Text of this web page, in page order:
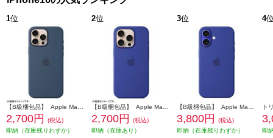
1位
2,700円
(税込)
即納（在庫残りわずか）
2位
2,700円
(税込)
即納（在庫あり）
3位
3,800円
(税込)
即納（在庫残りわずか）
4
即